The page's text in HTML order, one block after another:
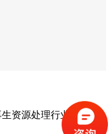
资源处理行业领军品